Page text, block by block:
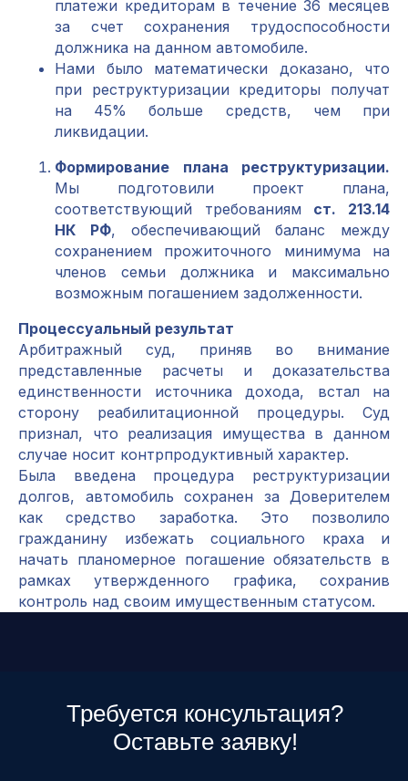
платежи кредиторам в течение 36 месяцев
за счет сохранения трудоспособности
должника на данном автомобиле.
Нами было математически доказано, что
при реструктуризации кредиторы получат
на 45% больше средств, чем при
ликвидации.
Формирование плана реструктуризации.
Мы подготовили проект плана,
соответствующий требованиям ст. 213.14
НК РФ, обеспечивающий баланс между
сохранением прожиточного минимума на
членов семьи должника и максимально
возможным погашением задолженности.
Процессуальный результат
Арбитражный суд, приняв во внимание
представленные расчеты и доказательства
единственности источника дохода, встал на
сторону реабилитационной процедуры. Суд
признал, что реализация имущества в данном
случае носит контрпродуктивный характер.
Была введена процедура реструктуризации
долгов, автомобиль сохранен за Доверителем
как средство заработка. Это позволило
гражданину избежать социального краха и
начать планомерное погашение обязательств в
рамках утвержденного графика, сохранив
контроль над своим имущественным статусом.
Требуется консультация?
Оставьте заявку!